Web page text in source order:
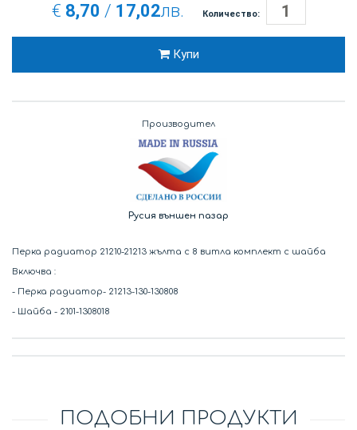
€ 8,70 / 17,02лв. Количество:
Купи
Производител
Русия външен пазар
Перка радиатор 21210-21213 жълта с 8 витла комплект с шайба
Включва :
- Перка радиатор- 21213-130-130808
- Шайба - 2101-1308018
ПОДОБНИ ПРОДУКТИ